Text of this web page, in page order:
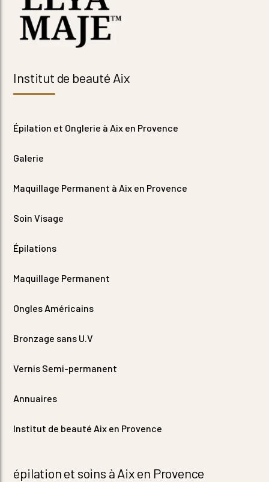
Institut de beauté Aix
Épilation et Onglerie à Aix en Provence
Galerie
Maquillage Permanent à Aix en Provence
Soin Visage
Épilations
Maquillage Permanent
Ongles Américains
Bronzage sans U.V
Vernis Semi-permanent
Annuaires
Institut de beauté Aix en Provence
épilation et soins à Aix en Provence